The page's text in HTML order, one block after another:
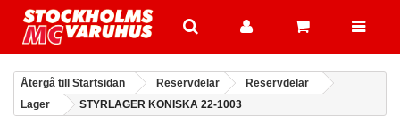
Återgå till Startsidan Reservdelar
Reservdelar
Lager
STYRLAGER KONISKA 22-1003